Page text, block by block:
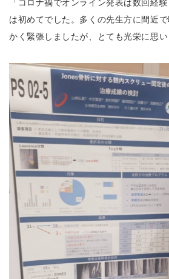
「コロナ禍でオンライン発表は数回経
は初めてでした。多くの先生方に間近
かく緊張しましたが、とても光栄に思い